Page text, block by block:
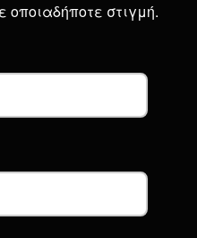
οποιαδήποτε στιγμή.